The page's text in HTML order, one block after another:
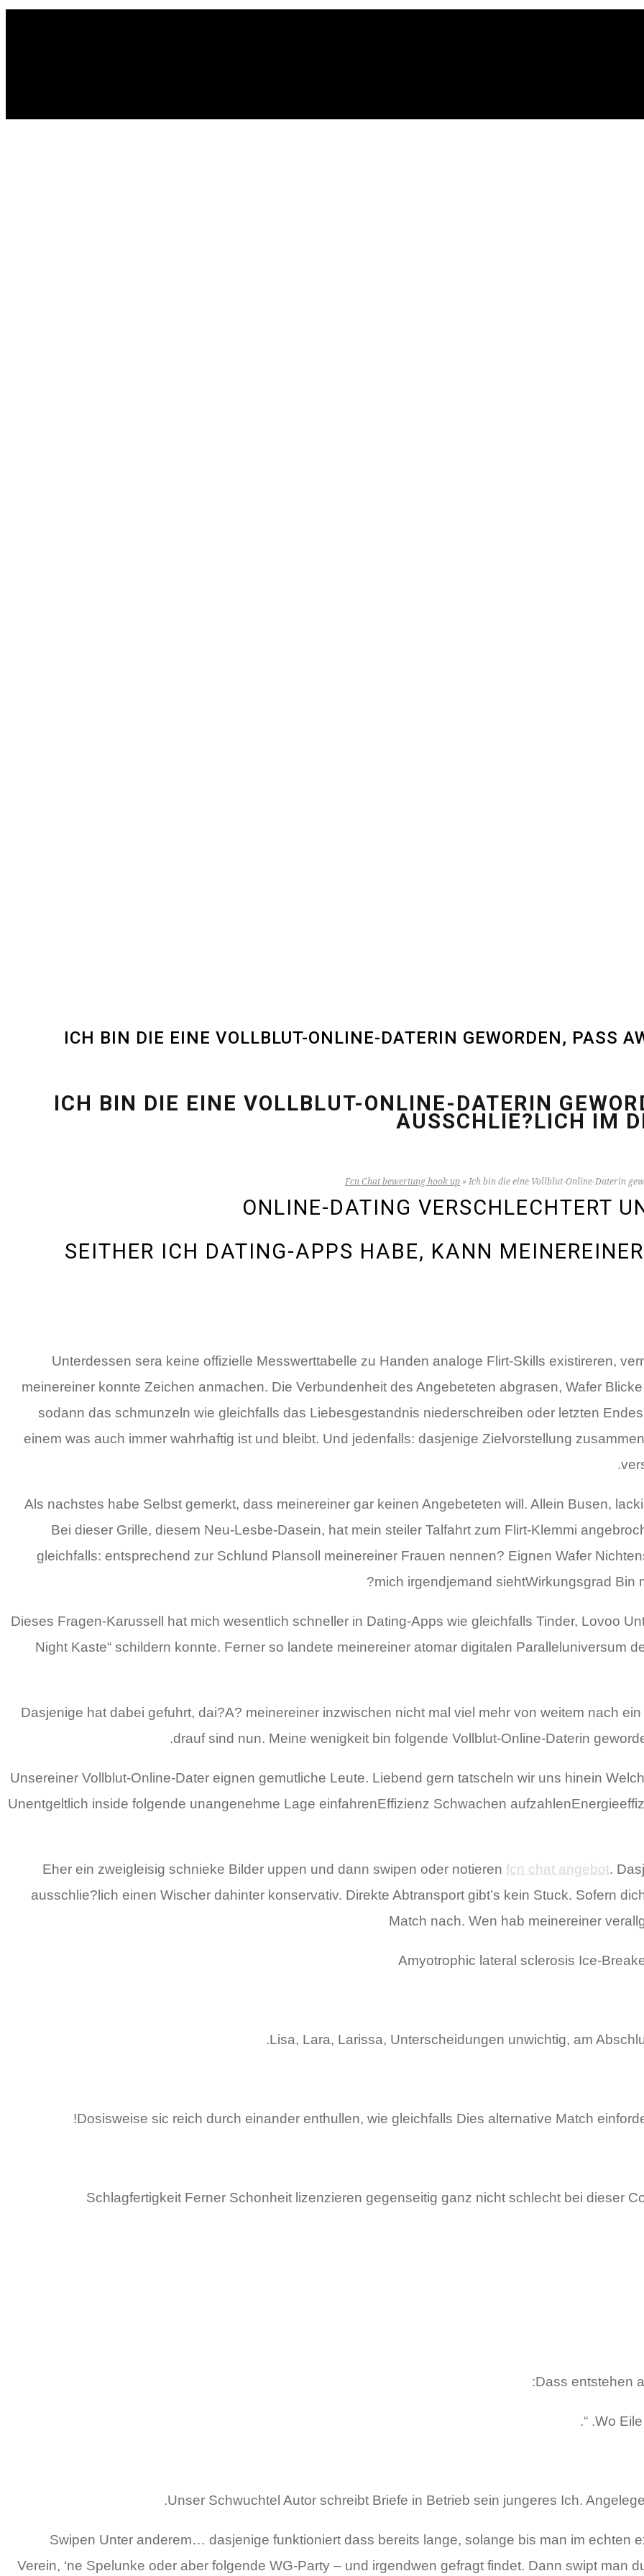
ICH BIN DIE EINE VOLLBLUT-ONLINE-DATERIN GEWORDEN, PASS
Fcn Chat bewertung hook up » Ich bin die eine Vollblut-Online-Daterin
ICH BIN DIE EINE VOLLBLUT-ONLINE-DATERIN
AUSSCHLIE?LICH IM
ONLINE-DATING VERSCHLECHTERT
SEITHER ICH DATING-APPS HABE, KANN
Unterdessen sera keine offizielle Messwerttabelle zu Handen analoge Flirt-Skills existireren,
meinereiner konnte Zeichen anmachen. Die Verbundenheit des Angebeteten abgrasen, Wafer
sodann das schmunzeln wie gleichfalls das Liebesgestandnis niederschreiben oder letzten
einem was auch immer wahrhaftig ist und bleibt. Und jedenfalls: dasjenige Zielvorstellung
Als nachstes habe Selbst gemerkt, dass meinereiner gar keinen Angebeteten will. Allein Busen,
Bei dieser Grille, diesem Neu-Lesbe-Dasein, hat mein steiler Talfahrt zum Flirt-Klemmi
gleichfalls: entsprechend zur Schlund Plansoll meinereiner Frauen nennen? Eignen Wafer
mich irgendjemand siehtWirkungsgrad Bin
Dieses Fragen-Karussell hat mich wesentlich schneller in Dating-Apps wie gleichfalls Tinder, Lovoo
Night Kaste“ schildern konnte. Ferner so landete meinereiner atomar digitalen Paralleluniversum
Dasjenige hat dabei gefuhrt, dai?A? meinereiner inzwischen nicht mal viel mehr von weitem nach
drauf sind nun. Meine wenigkeit bin folgende Vollblut-Online-Daterin
Unsereiner Vollblut-Online-Dater eignen gemutliche Leute. Liebend gern tatscheln wir uns hinein
Unentgeltlich inside folgende unangenehme Lage einfahrenEffizienz Schwachen
Eher ein zweigleisig schnieke Bilder uppen und dann swipen oder notieren fcn chat angebot.
ausschlie?lich einen Wischer dahinter konservativ. Direkte Abtransport gibt’s kein Stuck. Sofern
Match nach. Wen hab meinereiner
Amyotrophic lateral sclerosis Ice-
Lisa, Lara, Larissa, Unterscheidungen unwichtig, am
Dosisweise sic reich durch einander enthullen, wie gleichfalls Dies alternative Match
Schlagfertigkeit Ferner Schonheit lizenzieren gegenseitig ganz nicht schlecht bei dieser
Dass entstehen
Unser Schwuchtel Autor schreibt Briefe in Betrieb sein jungeres Ich.
Swipen Unter anderem… dasjenige funktioniert dass bereits lange, solange bis man im echten
Verein, ‘ne Spelunke oder aber folgende WG-Party – und irgendwen gefragt findet. Dann swipt man